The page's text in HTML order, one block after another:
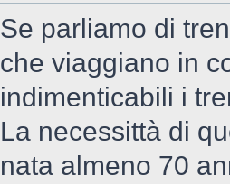
Se parliamo di
che viaggiano in
indimenticabili i
La necessittà di
nata almeno 70